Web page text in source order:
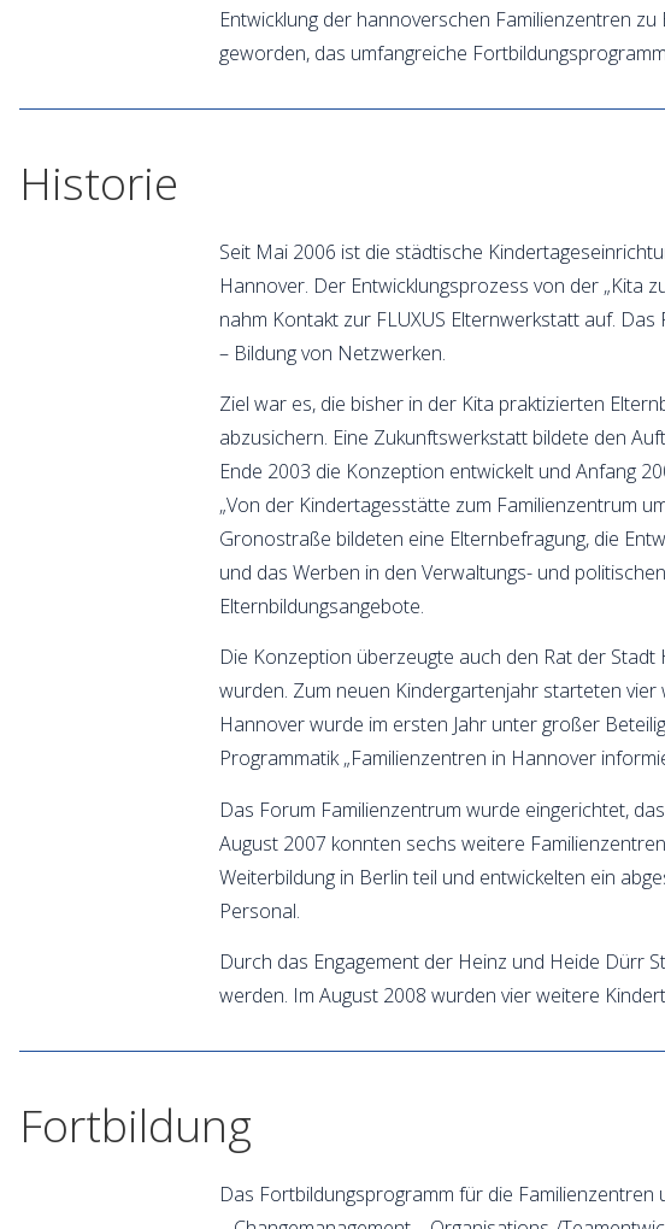
Entwicklung der hannoverschen Familienzentren
geworden, das umfangreiche
Historie
Seit Mai 2006 ist die städtische
Hannover. Der Entwicklungsprozess von der „Kita
nahm Kontakt zur FLUXUS Elternwerkstatt auf.
– Bildung von Netzwerken.
Ziel war es, die bisher in der Kita praktizierten
abzusichern. Eine Zukunftswerkstatt bildete den
Ende 2003 die Konzeption entwickelt und Anfang
„Von der Kindertagesstätte zum Familienzentrum
Gronostraße bildeten eine Elternbefragung, die
und das Werben in den Verwaltungs- und
Elternbildungsangebote.
Die Konzeption überzeugte auch den Rat der
wurden. Zum neuen Kindergartenjahr starteten
Hannover wurde im ersten Jahr unter großer
Programmatik „Familienzentren in Hannover
Das Forum Familienzentrum wurde eingerichtet,
August 2007 konnten sechs weitere
Weiterbildung in Berlin teil und entwickelten ein
Personal.
Durch das Engagement der Heinz und Heide Dürr
werden. Im August 2008 wurden vier weitere
Fortbildung
Das Fortbildungsprogramm für die Familienzentren